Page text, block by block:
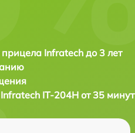
прицела Infratech до 3 лет
Infratech IT-204H от 35 минут